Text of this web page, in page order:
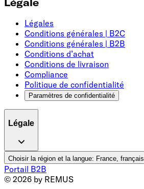
Légales
Conditions générales | B2C
Conditions générales | B2B
Conditions d’achat
Conditions de livraison
Compliance
Politique de confidentialité
Paramètres de confidentialité
Légale
Choisir la région et la langue: France, français
Portail B2B
© 2026 by REMUS